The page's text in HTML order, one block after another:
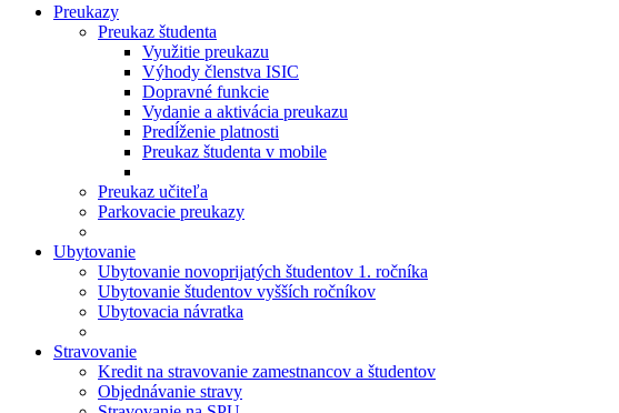
Preukazy
Preukaz študenta
Využitie preukazu
Výhody členstva ISIC
Dopravné funkcie
Vydanie a aktivácia preukazu
Predĺženie platnosti
Preukaz študenta v mobile
Preukaz učiteľa
Parkovacie preukazy
Ubytovanie
Ubytovanie novoprijatých študentov 1. ročníka
Ubytovanie študentov vyšších ročníkov
Ubytovacia návratka
Stravovanie
Kredit na stravovanie zamestnancov a študentov
Objednávanie stravy